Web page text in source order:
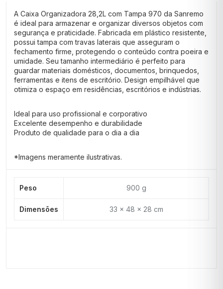
A Caixa Organizadora 28,2L com Tampa 970 da Sanremo
é ideal para armazenar e organizar diversos objetos com
segurança e praticidade. Fabricada em plástico resistente,
possui tampa com travas laterais que asseguram o
fechamento firme, protegendo o conteúdo contra poeira e
umidade. Seu tamanho intermediário é perfeito para
guardar materiais domésticos, documentos, brinquedos,
ferramentas e itens de escritório. Design empilhável que
otimiza o espaço em residências, escritórios e indústrias.
Ideal para uso profissional e corporativo
Excelente desempenho e durabilidade
Produto de qualidade para o dia a dia
*Imagens meramente ilustrativas.
Peso 900 g
Dimensões 33 × 48 × 28 cm